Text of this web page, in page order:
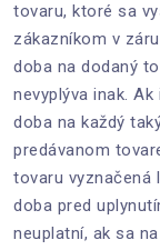
tovaru, ktoré sa
zákazníkom v
doba na dodaný
nevyplýva inak.
doba na každý
predávanom
tovaru vyznačená
doba pred
neuplatní, ak sa